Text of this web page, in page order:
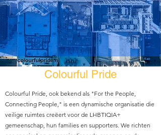
Colourful Pride
Colourful Pride, ook bekend als "For the People,
Connecting People," is een dynamische organisatie die
veilige ruimtes creëert voor de LHBTIQIA+
gemeenschap, hun families en supporters. We richten